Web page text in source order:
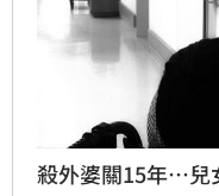
殺外婆關15年…兒